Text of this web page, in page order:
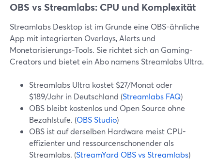
OBS vs Streamlabs: CPU und Komplexität
Streamlabs Desktop ist im Grunde eine OBS-ähnliche
App mit integrierten Overlays, Alerts und
Monetarisierungs-Tools. Sie richtet sich an Gaming-
Creators und bietet ein Abo namens Streamlabs Ultra.
Streamlabs Ultra kostet $27/Monat oder
$189/Jahr in Deutschland (Streamlabs FAQ)
OBS bleibt kostenlos und Open Source ohne
Bezahlstufe. (OBS Studio)
OBS ist auf derselben Hardware meist CPU-
effizienter und ressourcenschonender als
Streamlabs. (StreamYard OBS vs Streamlabs)